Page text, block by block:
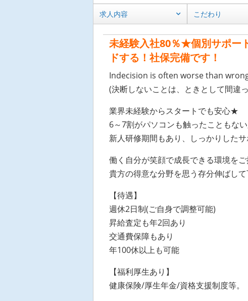
求人内容 こだわり
未経験入社80％★個別サポー
ドする！社保完備です！
Indecision is often worse than
(決断しないことは、ときとして間違
業界未経験からスタートでも安心★
6～7割がパソコンも触ったこともな
新人研修期間もあり、しっかりした
働く自分が笑顔で成長できる環境を
貴方の得意な分野を思う存分伸ばし
【待遇】
週休2日制(ご自身で調整可能)
昇給査定も年2回あり
交通費保障もあり
年100休以上も可能
【福利厚生あり】
健康保険/厚生年金/資格支援制度等。